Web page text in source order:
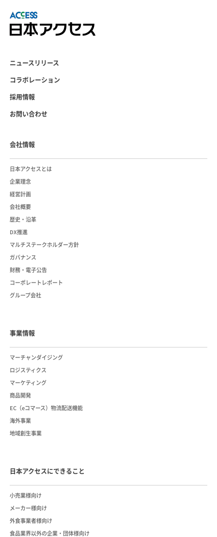
ニュースリリース
コラボレーション
採用情報
お問い合わせ
会社情報
日本アクセスとは
企業理念
経営計画
会社概要
歴史・沿革
DX推進
マルチステークホルダー方針
ガバナンス
財務・電子公告
コーポレートレポート
グループ会社
事業情報
マーチャンダイジング
ロジスティクス
マーケティング
商品開発
EC（eコマース）物流配送機能
海外事業
地域創生事業
日本アクセスにできること
小売業様向け
メーカー様向け
外食事業者様向け
食品業界以外の企業・団体様向け